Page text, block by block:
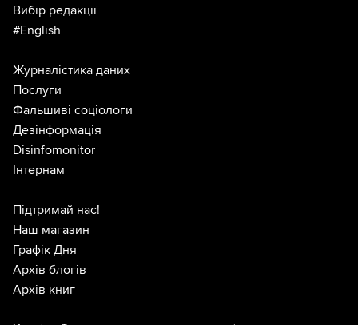
Вибір редакції
#English
Журналістика даних
Послуги
Фальшиві соціологи
Дезінформація
Disinfomonitor
Інтернам
Підтримай нас!
Наш магазин
Графік Дня
Архів блогів
Архів книг